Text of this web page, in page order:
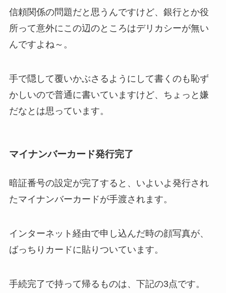
信頼関係の問題だと思うんですけど、銀行とか役
所って意外にこの辺のところはデリカシーが無い
んですよね～。
手で隠して覆いかぶさるようにして書くのも恥ず
かしいので普通に書いていますけど、ちょっと嫌
だなとは思っています。
マイナンバーカード発行完了
暗証番号の設定が完了すると、いよいよ発行され
たマイナンバーカードが手渡されます。
インターネット経由で申し込んだ時の顔写真が、
ばっちりカードに貼りついています。
手続完了で持って帰るものは、下記の3点です。